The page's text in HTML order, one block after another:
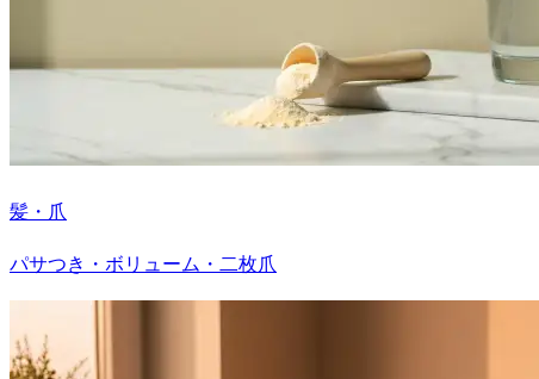
髪・爪
パサつき・ボリューム・二枚爪